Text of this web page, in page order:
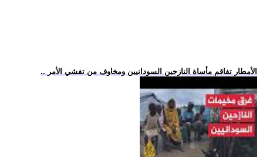
.. الأمطار تفاقم مأساة النازحين السودانيين ومخاوف من تفشي الأمر